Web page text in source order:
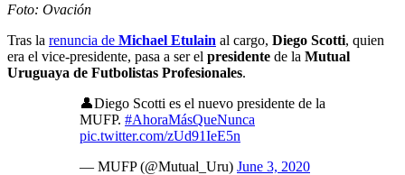
Foto: Ovación
Tras la renuncia de Michael Etulain al cargo, Diego Scotti, quien
era el vice-presidente, pasa a ser el presidente de la Mutual
Uruguaya de Futbolistas Profesionales.
👤Diego Scotti es el nuevo presidente de la
MUFP. #AhoraMásQueNunca
pic.twitter.com/zUd91IeE5n
— MUFP (@Mutual_Uru) June 3, 2020